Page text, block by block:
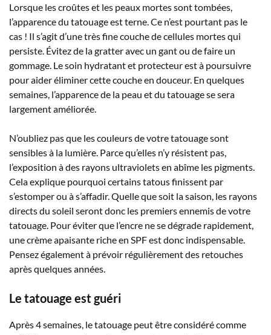
Lorsque les croûtes et les peaux mortes sont tombées,
l’apparence du tatouage est terne. Ce n’est pourtant pas le
cas ! Il s’agit d’une très fine couche de cellules mortes qui
persiste. Évitez de la gratter avec un gant ou de faire un
gommage. Le soin hydratant et protecteur est à poursuivre
pour aider éliminer cette couche en douceur. En quelques
semaines, l’apparence de la peau et du tatouage se sera
largement améliorée.
N’oubliez pas que les couleurs de votre tatouage sont
sensibles à la lumière. Parce qu’elles n’y résistent pas,
l’exposition à des rayons ultraviolets en abîme les pigments.
Cela explique pourquoi certains tatous finissent par
s’estomper ou à s’affadir. Quelle que soit la saison, les rayons
directs du soleil seront donc les premiers ennemis de votre
tatouage. Pour éviter que l’encre ne se dégrade rapidement,
une crème apaisante riche en SPF est donc indispensable.
Pensez également à prévoir régulièrement des retouches
après quelques années.
Le tatouage est guéri
Après 4 semaines, le tatouage peut être considéré comme